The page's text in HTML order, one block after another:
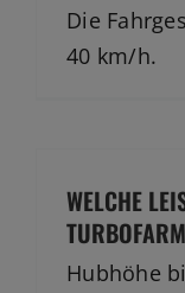
Die
40 km/h.
WELCHE
Hubhöhe